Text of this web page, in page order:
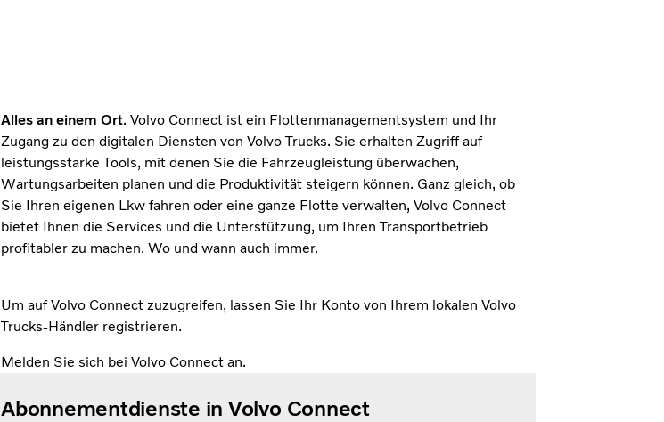
Alles an einem Ort. Volvo Connect ist ein Flottenmanagementsystem und Ihr
Zugang zu den digitalen Diensten von Volvo Trucks. Sie erhalten Zugriff auf
leistungsstarke Tools, mit denen Sie die Fahrzeugleistung überwachen,
Wartungsarbeiten planen und die Produktivität steigern können. Ganz gleich, ob
Sie Ihren eigenen Lkw fahren oder eine ganze Flotte verwalten, Volvo Connect
bietet Ihnen die Services und die Unterstützung, um Ihren Transportbetrieb
profitabler zu machen. Wo und wann auch immer.
Um auf Volvo Connect zuzugreifen, lassen Sie Ihr Konto von Ihrem lokalen Volvo
Trucks-Händler registrieren.
Melden Sie sich bei Volvo Connect an.
Abonnementdienste in Volvo Connect